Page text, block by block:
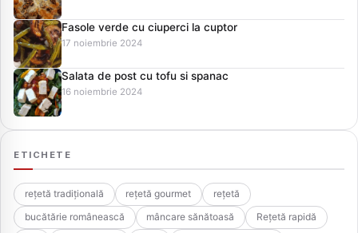
Fasole verde cu ciuperci la cuptor
17 noiembrie 2024
Salata de post cu tofu si spanac
16 noiembrie 2024
ETICHETE
rețetă tradițională rețetă gourmet
rețetă
bucătărie românească
mâncare sănătoasă
Rețetă rapidă